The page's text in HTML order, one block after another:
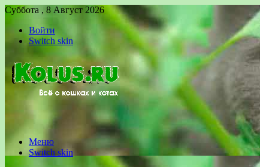
Суббота , 8 Август 2026
Войти
Switch skin
Меню
Switch skin